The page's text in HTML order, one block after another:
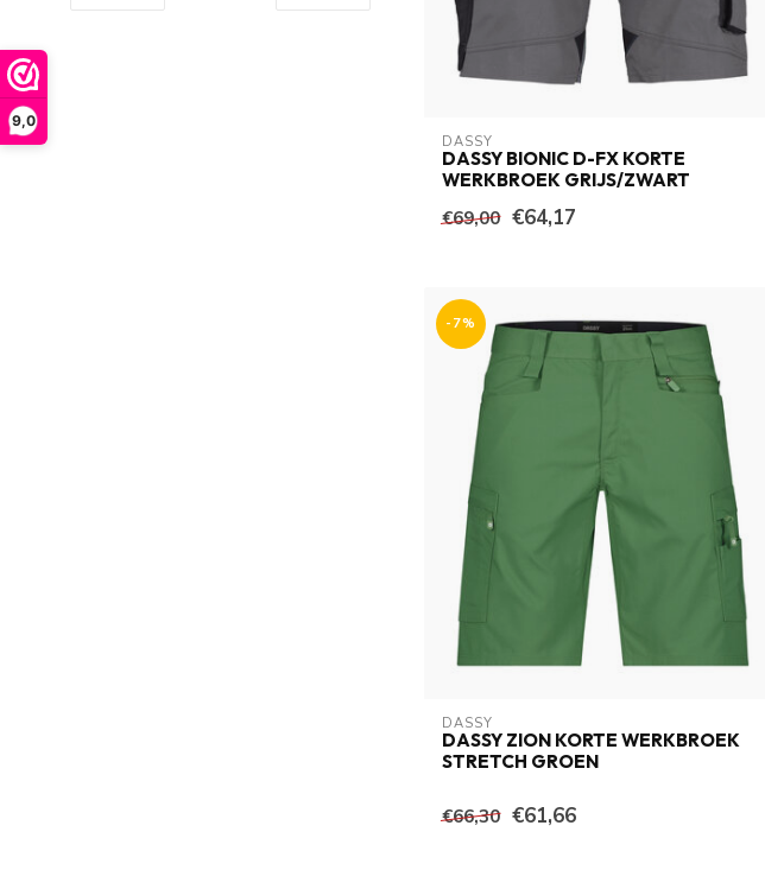
9,0
DASSY
DASSY BIONIC D-FX KORTE
WERKBROEK GRIJS/ZWART
€69,00 €64,17
-7%
DASSY
DASSY ZION KORTE WERKBROEK
STRETCH GROEN
€66,30 €61,66